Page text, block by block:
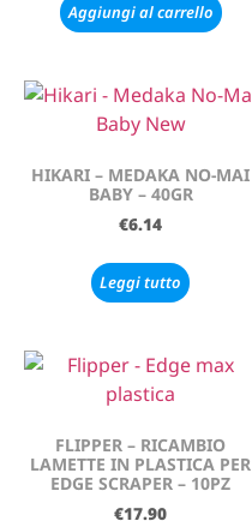
Aggiungi al carrello
HIKARI – MEDAKA NO-MAI
BABY – 40GR
€6.14
Leggi tutto
FLIPPER – RICAMBIO
LAMETTE IN PLASTICA PER
EDGE SCRAPER – 10PZ
€17.90